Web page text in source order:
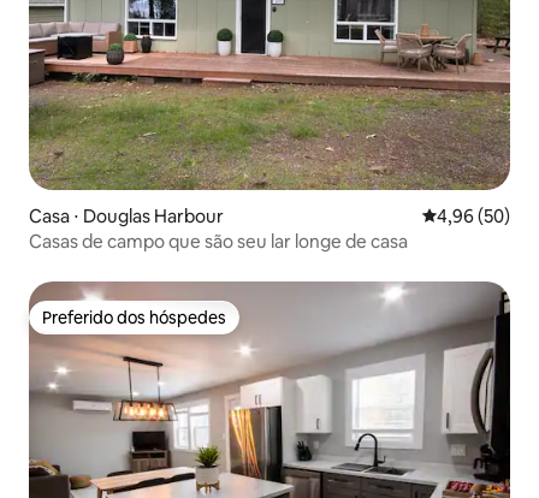
Casa ⋅ Douglas Harbour 4,96 de uma
4,96 (50)
Casas de campo que são seu lar longe de casa
Preferido dos hóspedes
Preferido dos hóspedes